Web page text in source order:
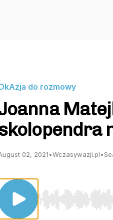
do rozmowy
02, 2021•Wczasywazji.pl•
Use Left/Right to